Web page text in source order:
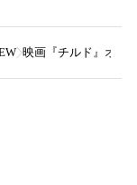
映画『チルド』オリ